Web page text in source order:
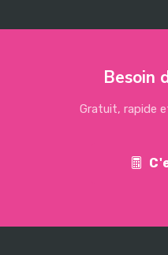
Besoin
Gratuit, rapide